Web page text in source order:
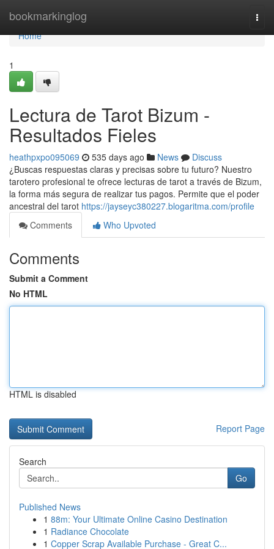
bookmarkinglog
Home
Home
1
Lectura de Tarot Bizum -
Resultados Fieles
heathpxpo095069 535 days ago News
Discuss
¿Buscas respuestas claras y precisas sobre tu futuro? Nuestro
tarotero profesional te ofrece lecturas de tarot a través de Bizum,
la forma más segura de realizar tus pagos. Permite que el poder
ancestral del tarot https://jayseyc380227.blogaritma.com/profile
Comments
Who Upvoted
Comments
Submit a Comment
No HTML
HTML is disabled
Report Page
Search
Go
Published News
1 88m: Your Ultimate Online Casino Destination
1 Radiance Chocolate
1 Copper Scrap Available Purchase - Great C...